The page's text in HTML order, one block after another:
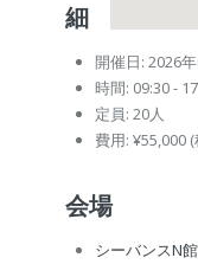
細
開催日: 2026
時間: 09:30 -
定員: 20人
費用: ¥55,000
会場
シーバンスN